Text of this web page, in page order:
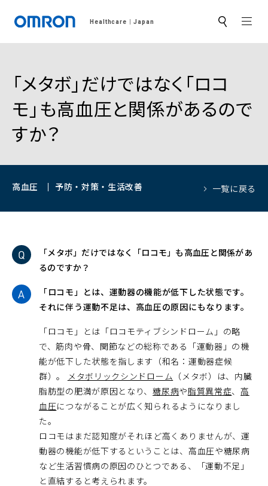
Healthcare Japan サ
ト
「メタボ」だけではなく「ロコ
モ」も高血圧と関係があるので
すか？
高血圧 予防・対策・生活改善 一覧に戻る
「メタボ」だけではなく「ロコモ」も高血圧と関係があ
るのですか？
「ロコモ」とは、運動器の機能が低下した状態です。
それに伴う運動不足は、高血圧の原因にもなります。
「ロコモ」とは「ロコモティブシンドローム」の略
で、筋肉や骨、関節などの総称である「運動器」の機
能が低下した状態を指します（和名：運動器症候
群）。
メタボリックシンドローム （メタボ）は、内臓
脂肪型の肥満が原因となり、糖尿病や脂質異常症、高
血圧につながることが広く知られるようになりまし
た。
ロコモはまだ認知度がそれほど高くありませんが、運
動器の機能が低下するということは、高血圧や糖尿病
など生活習慣病の原因のひとつである、「運動不足」
と直結すると考えられます。